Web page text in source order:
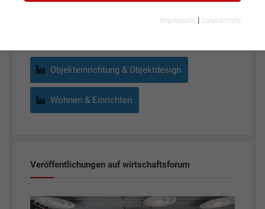
Objekteinrichtung & Objektdesign
Wohnen & Einrichten
Veröffentlichungen auf wirtschaftsforum
Impressum | Datenschutz